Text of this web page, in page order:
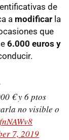
de
a modificar la
que
6.000 euros y
€ y 6 ptos
no visible o
7, 2019